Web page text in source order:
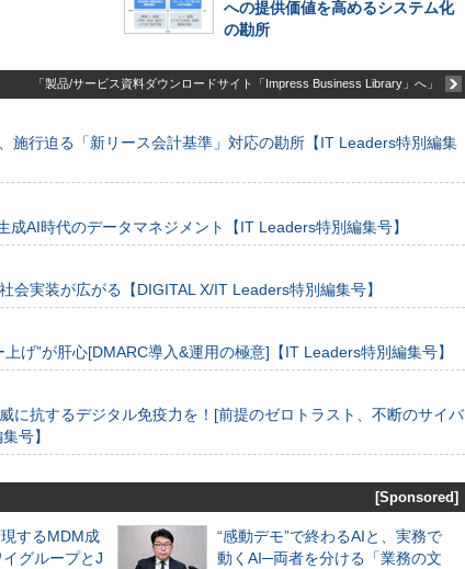
への提供価値を高めるシステム化
の勘所
「製品/サービス資料ダウンロードサイト「Impress Business Library」へ」
施行迫る「新リース会計基準」対応の勘所【IT Leaders特別編集
AI時代のデータマネジメント【IT Leaders特別編集号】
会実装が広がる【DIGITAL X/IT Leaders特別編集号】
げ”が肝心[DMARC導入&運用の極意]【IT Leaders特別編集号】
に抗するデジタル免疫力を！[前提のゼロトラスト、不断のサイバ
号】
[Sponsored]
するMDM成
グループとJ
“感動デモ”で終わるAIと、実務で
動くAI─両者を分ける「業務の文